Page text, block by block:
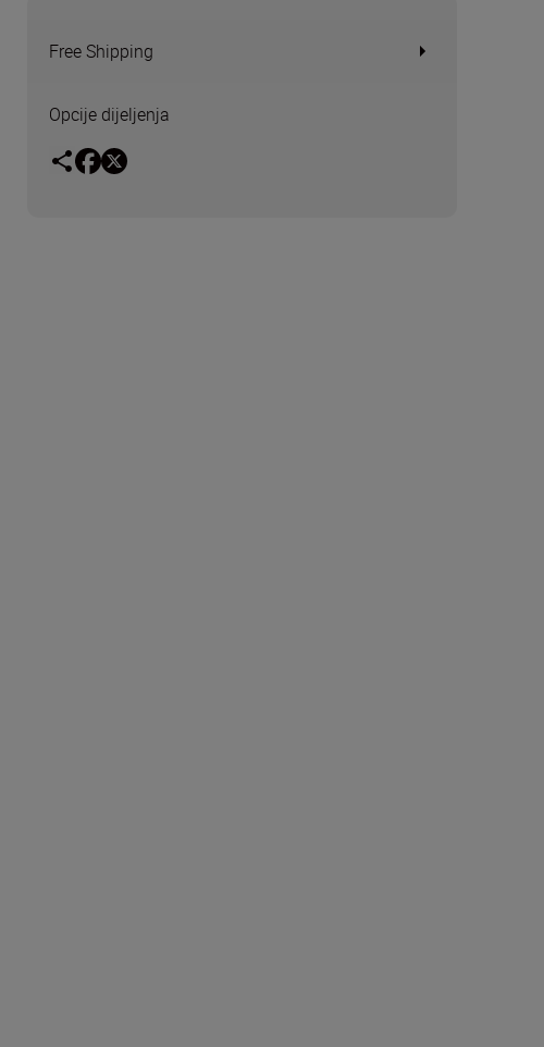
Free Shipping
Opcije dijeljenja